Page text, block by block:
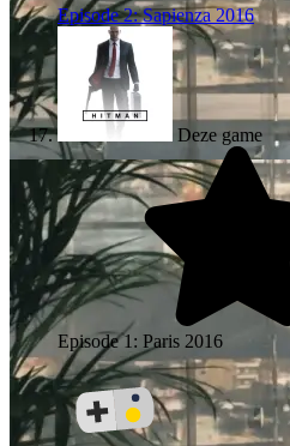
Episode 2: Sapienza2016
Deze game
Episode 1: Paris 2016